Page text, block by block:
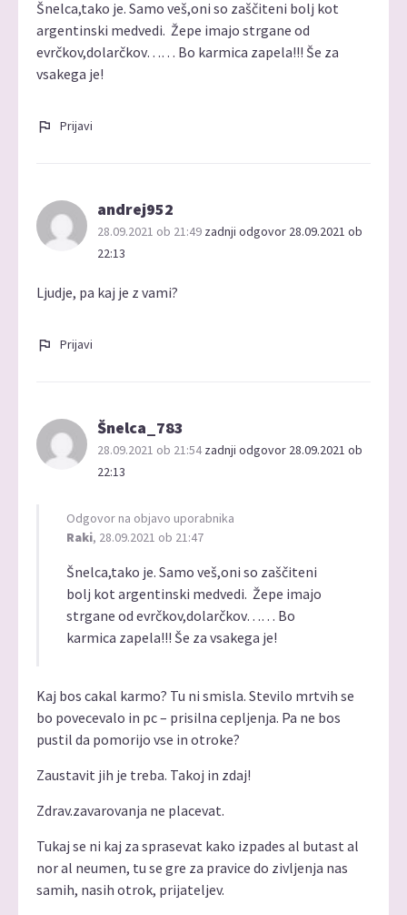
Šnelca,tako je. Samo veš,oni so zaščiteni bolj kot
argentinski medvedi. Žepe imajo strgane od
evrčkov,dolarčkov…… Bo karmica zapela!!! Še za
vsakega je!
Prijavi
andrej952
28.09.2021 ob 21:49 zadnji odgovor 28.09.2021 ob
22:13
Ljudje, pa kaj je z vami?
Prijavi
Šnelca_783
28.09.2021 ob 21:54 zadnji odgovor 28.09.2021 ob
22:13
Odgovor na objavo uporabnika
Raki, 28.09.2021 ob 21:47
Šnelca,tako je. Samo veš,oni so zaščiteni
bolj kot argentinski medvedi. Žepe imajo
strgane od evrčkov,dolarčkov…… Bo
karmica zapela!!! Še za vsakega je!
Kaj bos cakal karmo? Tu ni smisla. Stevilo mrtvih se
bo povecevalo in pc – prisilna cepljenja. Pa ne bos
pustil da pomorijo vse in otroke?
Zaustavit jih je treba. Takoj in zdaj!
Zdrav.zavarovanja ne placevat.
Tukaj se ni kaj za sprasevat kako izpades al butast al
nor al neumen, tu se gre za pravice do zivljenja nas
samih, nasih otrok, prijateljev.